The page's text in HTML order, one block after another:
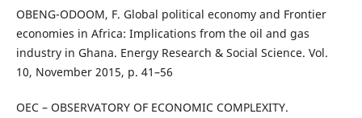
OBENG-ODOOM, F. Global political economy and Frontier
economies in Africa: Implications from the oil and gas
industry in Ghana. Energy Research & Social Science. Vol.
10, November 2015, p. 41–56
OEC – OBSERVATORY OF ECONOMIC COMPLEXITY.